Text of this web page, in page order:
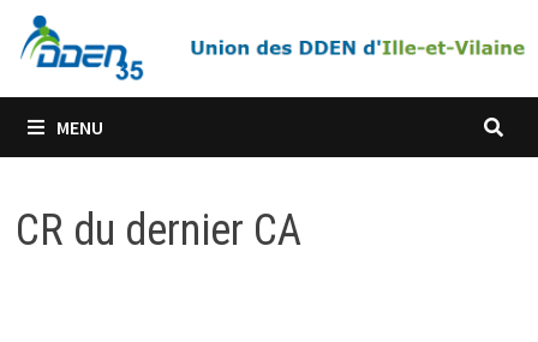
MENU
CR du dernier CA